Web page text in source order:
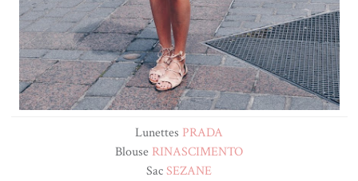
Lunettes PRADA
Blouse RINASCIMENTO
SacSEZANE